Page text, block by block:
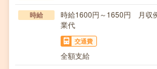
時給
時給1600円～1650円 月収
業代
交通費
全額支給